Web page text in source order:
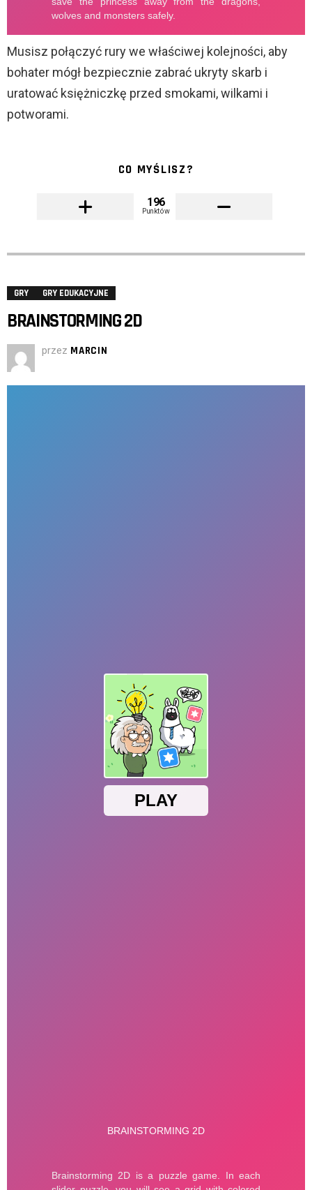
Musisz połączyć rury we właściwej kolejności, aby
bohater mógł bezpiecznie zabrać ukryty skarb i
uratować księżniczkę przed smokami, wilkami i
potworami.
CO MYŚLISZ?
196
Punktów
GRY GRY EDUKACYJNE
BRAINSTORMING 2D
przez MARCIN